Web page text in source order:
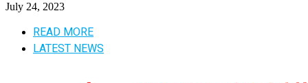
July 24, 2023
READ MORE
LATEST NEWS